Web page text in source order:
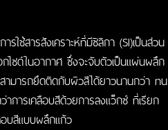
รใช้สารสังเคราะห์ที่มีซิลิกา (SI)เป็นส่วน
ไซด์ในอากาศ ซึ่งจะจับตัวเป็นแผ่นผลึก
มารถยึดติดกับผิวสีได้ยาวนานกว่า ทน
การเคลือบสีด้วยการลงแว็กซ์ ที่เรียก
บสีแบบผลึกแก้ว